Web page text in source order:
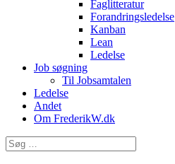
Faglitteratur
Forandringsledelse
Kanban
Lean
Ledelse
Job søgning
Til Jobsamtalen
Ledelse
Andet
Om FrederikW.dk
Søg
efter: